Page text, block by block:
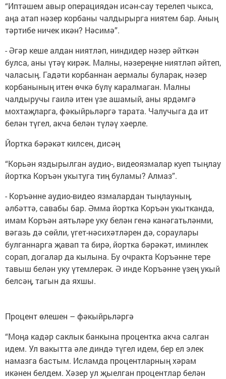
“Иптәшем авыр операциядән исән-сау терелеп чыкса,
аңа атап нәзер корбаны чалдырырга ниятем бар. Аның
тәртибе ничек икән? Нәсимә”.
- Әгәр кеше алдан ниятләп, ниндидер нәзер әйткән
булса, аны үтәү кирәк. Малны, нәзереңне ниятләп әйтеп,
чаласың. Гадәти корбаннан аермалы буларак, нәзер
корбанының итен өчкә бүлү каралмаган. Малны
чалдыручы гаилә итен үзе ашамый, аны ярдәмгә
мохтаҗларга, фәкыйрьләргә тарата. Чалучыга да ит
белән түгел, акча белән түләү хәерле.
Йортка бәрәкәт килсен, дисәң
“Корьән яздырылган аудио-, видеоязмалар куеп тыңлау
йортка Коръән укытуга тиң буламы? Алмаз”.
- Коръәнне аудио-видео язмалардан тыңлауның,
әлбәттә, савабы бар. Әмма йортка Коръән укытканда,
имам Коръән аятьләре уку белән генә канәгатьләнми,
вәгазь дә сөйли, үгет-нәсихәтләрен дә, сораулары
булганнарга җавап та бирә, йортка бәрәкәт, иминлек
сорап, догалар да кылына. Бу очракта Коръәнне тере
тавыш белән уку үтемлерәк. Ә инде Коръәнне үзең укый
белсәң, тагын да яхшы.
Процент өлешен – фәкыйрьләргә
“Моңа кадәр саклык банкына процентка акча салган
идем. Ул вакытта әле диндә түгел идем, бер ел элек
намазга бастым. Исламда процентларның хәрам
икәнен белдем. Хәзер ул җыелган процентлар белән